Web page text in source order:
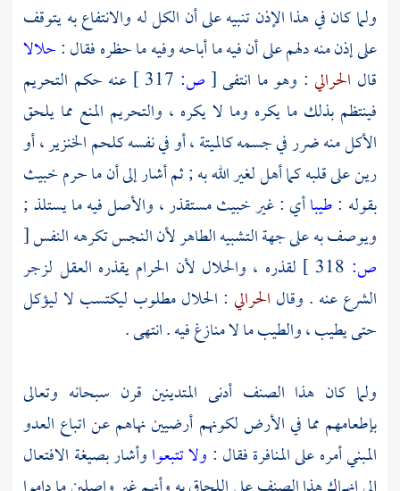
ولما كان في هذا الإذن تنبيه على أن الكل له والانتفاع به يتوقف
على إذن منه دلهم على أن فيه ما أباحه وفيه ما حظره فقال :حلالا
قال الحرالي : وهو ما انتفى[ص:
عنه حكم التحريم
فينتظم بذلك ما يكره وما لا يكره ، والتحريم المنع مما يلحق
الأكل منه ضرر في جسمه كالميتة ، أو في نفسه كلحم الخنزير ، أو
رين على قلبه كما أهل لغير الله به ; ثم أشار إلى أن ما حرم خبيث
بقوله :طيباأي : غير خبيث مستقذر ، والأصل فيه ما يستلذ ;
ويوصف به على جهة التشبيه الطاهر لأن النجس تكرهه النفس[
ص:
لقذره ، والحلال لأن الحرام يقذره العقل لزجر
الشرع عنه . وقال الحرالي : الحلال مطلوب ليكتسب لا ليؤكل
حتى يطيب ، والطيب ما لا منازغ فيه . انتهى .
ولما كان هذا الصنف أدنى المتدينين قرن سبحانه وتعالى
بإطعامهم مما في الأرض لكونهم أرضيين نهاهم عن اتباع العدو
المبني أمره على المنافرة فقال : ولا تتبعواوأشار بصيغة الافتعال